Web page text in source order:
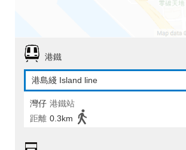
港鐵
港島綫 Island line
灣仔 港鐵站
距離 0.3km